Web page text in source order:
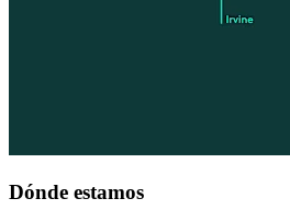
Dónde estamos